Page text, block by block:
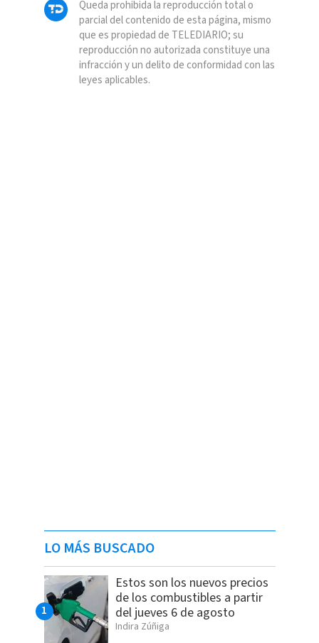
Queda prohibida la reproducción total o
parcial del contenido de esta página, mismo
que es propiedad de TELEDIARIO; su
reproducción no autorizada constituye una
infracción y un delito de conformidad con las
leyes aplicables.
LO MÁS BUSCADO
Estos son los nuevos precios
de los combustibles a partir
del jueves 6 de agosto
Indira Zúñiga